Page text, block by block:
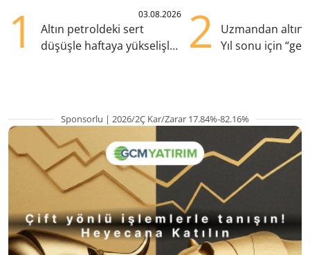
1 03.08.2026
Altın petroldeki sert
düşüşle haftaya yükselişle
2
Uzmandan altın
Yıl sonu için
Sponsorlu | 2026/2Ç Kar/Zarar 17.84%-82.16%